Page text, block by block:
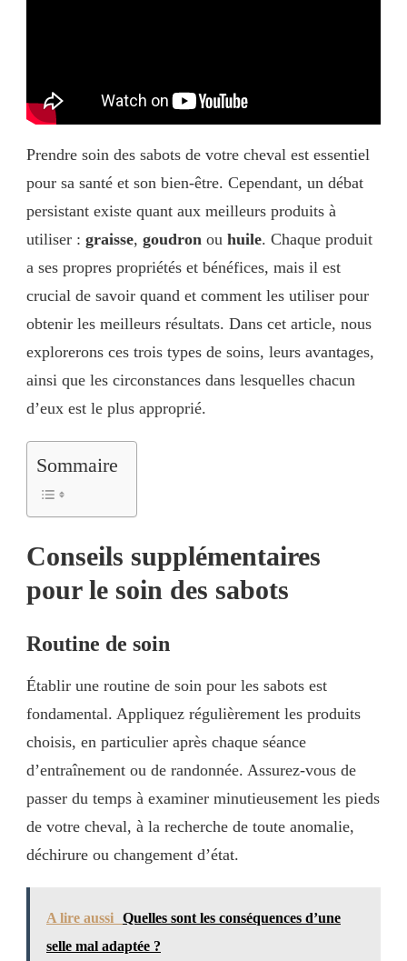
Prendre soin des sabots de votre cheval est essentiel
pour sa santé et son bien-être. Cependant, un débat
persistant existe quant aux meilleurs produits à
utiliser : graisse, goudron ou huile. Chaque produit
a ses propres propriétés et bénéfices, mais il est
crucial de savoir quand et comment les utiliser pour
obtenir les meilleurs résultats. Dans cet article, nous
explorerons ces trois types de soins, leurs avantages,
ainsi que les circonstances dans lesquelles chacun
d’eux est le plus approprié.
Sommaire
Conseils supplémentaires
pour le soin des sabots
Routine de soin
Établir une routine de soin pour les sabots est
fondamental. Appliquez régulièrement les produits
choisis, en particulier après chaque séance
d’entraînement ou de randonnée. Assurez-vous de
passer du temps à examiner minutieusement les pieds
de votre cheval, à la recherche de toute anomalie,
déchirure ou changement d’état.
A lire aussi Quelles sont les conséquences d’une
selle mal adaptée ?